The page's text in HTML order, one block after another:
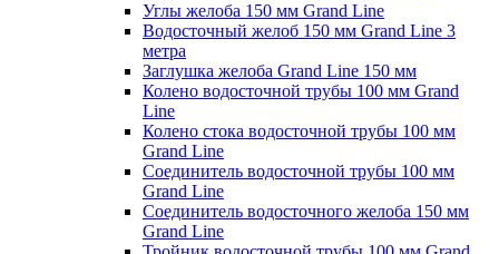
Углы желоба 150 мм Grand Line
Водосточный желоб 150 мм Grand Line 3
метра
Заглушка желоба Grand Line 150 мм
Колено водосточной трубы 100 мм Grand
Line
Колено стока водосточной трубы 100 мм
Grand Line
Соединитель водосточной трубы 100 мм
Grand Line
Соединитель водосточного желоба 150 мм
Grand Line